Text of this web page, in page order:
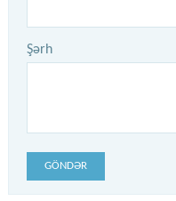
Şərh
GÖNDƏR